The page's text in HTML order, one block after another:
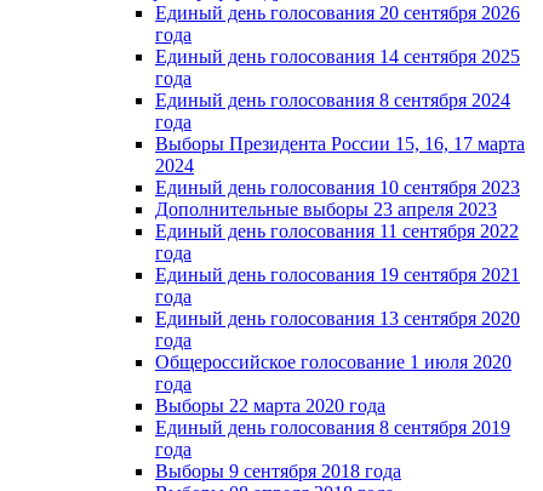
Единый день голосования 20 сентября 2026
года
Единый день голосования 14 сентября 2025
года
Единый день голосования 8 сентября 2024
года
Выборы Президента России 15, 16, 17 марта
2024
Единый день голосования 10 сентября 2023
Дополнительные выборы 23 апреля 2023
Единый день голосования 11 сентября 2022
года
Единый день голосования 19 сентября 2021
года
Единый день голосования 13 сентября 2020
года
Общероссийское голосование 1 июля 2020
года
Выборы 22 марта 2020 года
Единый день голосования 8 сентября 2019
года
Выборы 9 сентября 2018 года